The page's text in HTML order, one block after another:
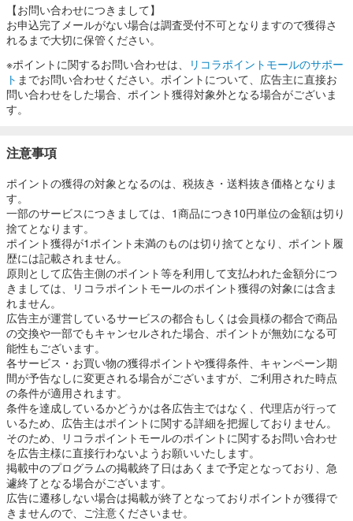
【お問い合わせにつきまして】
お申込完了メールがない場合は調査受付不可となりますので獲得さ
れるまで大切に保管ください。
※ポイントに関するお問い合わせは、
リコラポイントモールのサポー
ト までお問い合わせください。ポイントについて、広告主に直接お
問い合わせをした場合、ポイント獲得対象外となる場合がございま
す。
注意事項
ポイントの獲得の対象となるのは、税抜き・送料抜き価格となりま
す。
一部のサービスにつきましては、1商品につき10円単位の金額は切り
捨てとなります。
ポイント獲得が1ポイント未満のものは切り捨てとなり、ポイント履
歴には記載されません。
原則として広告主側のポイント等を利用して支払われた金額分につ
きましては、リコラポイントモールのポイント獲得の対象には含ま
れません。
広告主が運営しているサービスの都合もしくは会員様の都合で商品
の交換や一部でもキャンセルされた場合、ポイントが無効になる可
能性もございます。
各サービス・お買い物の獲得ポイントや獲得条件、キャンペーン期
間が予告なしに変更される場合がございますが、ご利用された時点
の条件が適用されます。
条件を達成しているかどうかは各広告主ではなく、代理店が行って
いるため、広告主はポイントに関する詳細を把握しておりません。
そのため、リコラポイントモールのポイントに関するお問い合わせ
を広告主様に直接行わないようお願いいたします。
掲載中のプログラムの掲載終了日はあくまで予定となっており、急
遽終了となる場合がございます。
広告に遷移しない場合は掲載が終了となっておりポイントが獲得で
きませんので、ご注意くださいませ。